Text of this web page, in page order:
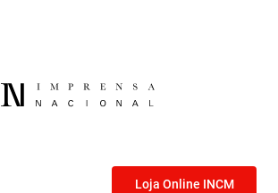
Loja Online INCM